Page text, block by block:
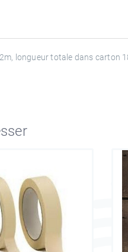
longueur totale dans carton